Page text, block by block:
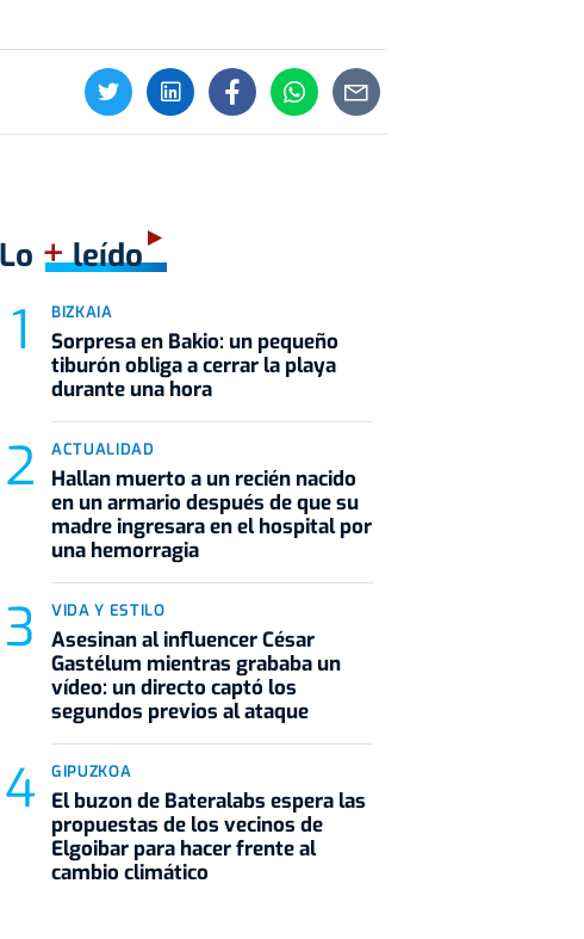
Lo +leído
BIZKAIA
Sorpresa en Bakio: un pequeño
tiburón obliga a cerrar la playa
durante una hora
ACTUALIDAD
Hallan muerto a un recién nacido
en un armario después de que su
madre ingresara en el hospital por
una hemorragia
VIDA Y ESTILO
Asesinan al influencer César
Gastélum mientras grababa un
vídeo: un directo captó los
segundos previos al ataque
GIPUZKOA
El buzon de Bateralabs espera las
propuestas de los vecinos de
Elgoibar para hacer frente al
cambio climático